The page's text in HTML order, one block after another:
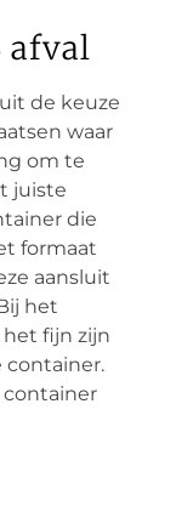
afval
de keuze
waar
om te
juiste
die
formaat
aansluit
het
fijn zijn
container.
container